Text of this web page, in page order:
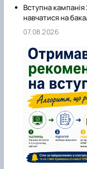
Вступна
навчатися на
07.08.2026